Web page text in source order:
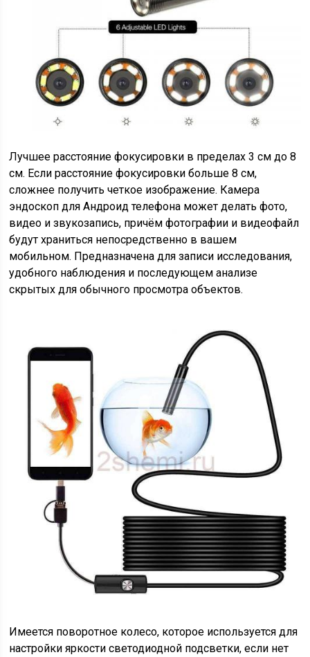
Лучшее расстояние фокусировки в пределах 3 см до 8
см. Если расстояние фокусировки больше 8 см,
сложнее получить четкое изображение. Камера
эндоскоп для Андроид телефона может делать фото,
видео и звукозапись, причём фотографии и видеофайл
будут храниться непосредственно в вашем
мобильном. Предназначена для записи исследования,
удобного наблюдения и последующем анализе
скрытых для обычного просмотра объектов.
Имеется поворотное колесо, которое используется для
настройки яркости светодиодной подсветки, если нет